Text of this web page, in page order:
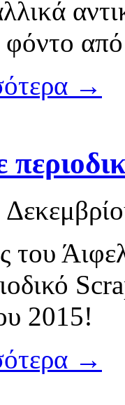
από
→
2015!
→